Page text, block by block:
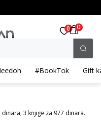
0 0
#BookTok Gift
3 knjige za 977 dinara.